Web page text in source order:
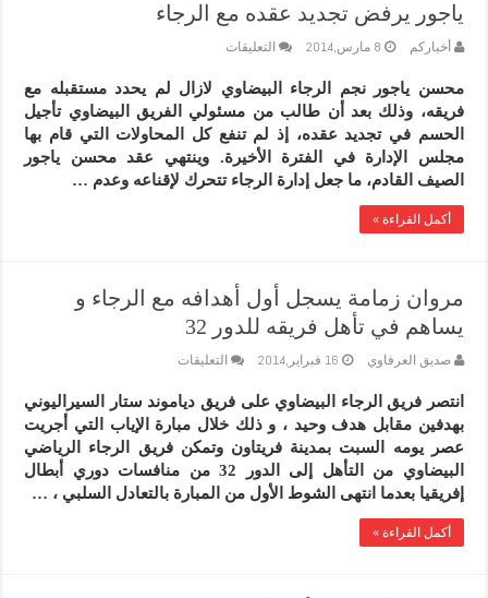
ياجور يرفض تجديد عقده مع الرجاء
أخباركم 8 مارس,2014 التعليقات
يرفض
تجديد
عقده
مع
الرجاء
مغلقة
محسن ياجور نجم الرجاء البيضاوي لازال لم يحدد مستقبله مع
فريقه، وذلك بعد أن طالب من مسئولي الفريق البيضاوي تأجيل
الحسم في تجديد عقده، إذ لم تنفع كل المحاولات التي قام بها
مجلس الإدارة في الفترة الأخيرة. وينتهي عقد محسن ياجور
الصيف القادم، ما جعل إدارة الرجاء تتحرك لإقناعه وعدم …
أكمل القراءة »
مروان زمامة يسجل أول أهدافه مع الرجاء و
يساهم في تأهل فريقه للدور 32‎
صديق العرفاوي 16 فبراير,2014 التعليقات
يسجل
أول
أهدافه
مع
الرجاء
و
انتصر فريق الرجاء البيضاوي على فريق دياموند ستار السيراليوني
بهدفين مقابل هدف وحيد ، و ذلك خلال مبارة الإياب التي أجريت
عصر يومه السبت بمدينة فريتاون وتمكن فريق الرجاء الرياضي
البيضاوي من التأهل إلى الدور 32 من منافسات دوري أبطال
إفريقيا بعدما انتهى الشوط الأول من المبارة بالتعادل السلبي ، …
أكمل القراءة »